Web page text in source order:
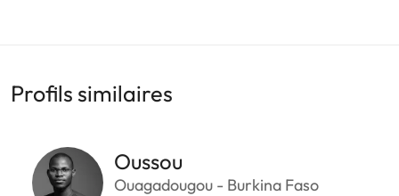
Profils similaires
Oussou
Ouagadougou - Burkina Faso